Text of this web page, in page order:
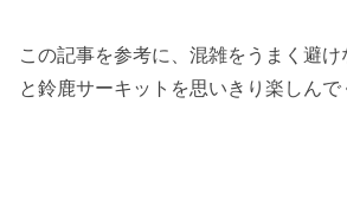
この記事を参考に、混雑をうまく避け
と鈴鹿サーキットを思いきり楽しんで